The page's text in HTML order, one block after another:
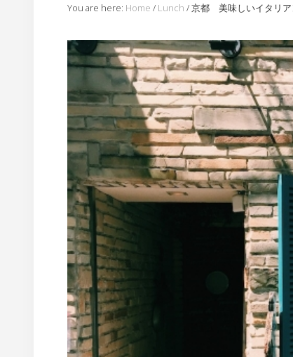
You are here: Home / Lunch /京都 美味しいイタリ